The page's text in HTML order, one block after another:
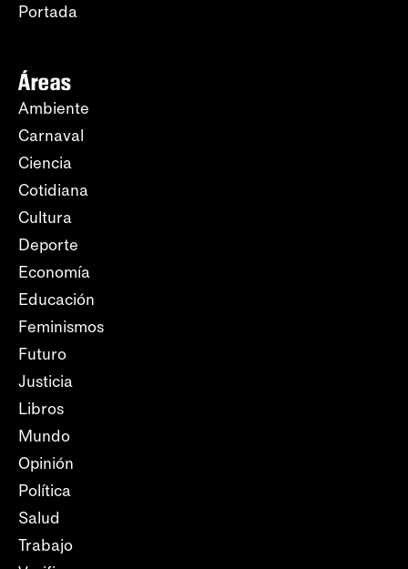
Portada
Áreas
Ambiente
Carnaval
Ciencia
Cotidiana
Cultura
Deporte
Economía
Educación
Feminismos
Futuro
Justicia
Libros
Mundo
Opinión
Política
Salud
Trabajo